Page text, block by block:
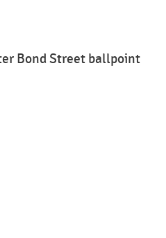
Bond Street ballpoint